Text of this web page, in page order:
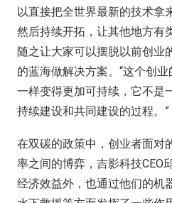
以直接把全世界最新的技术拿
然后持续开拓，让其他地方有
随之让大家可以摆脱以前创业
的蓝海做解决方案。“这个创
一样变得更加可持续，它不是
持续建设和共同建设的过程。”
在双碳的政策中，创业者面对
率之间的博弈，吉影科技CEO
经济效益外，也通过他们的机